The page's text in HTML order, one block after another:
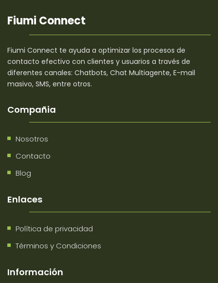
Fiumi Connect
Fiumi Connect te ayuda a optimizar los procesos de
contacto efectivo con clientes y usuarios a través de
diferentes canales: Chatbots, Chat Multiagente, E-mail
masivo, SMS, entre otros.
Compañia
Nosotros
Contacto
Blog
Enlaces
Política de privacidad
Términos y Condiciones
Información